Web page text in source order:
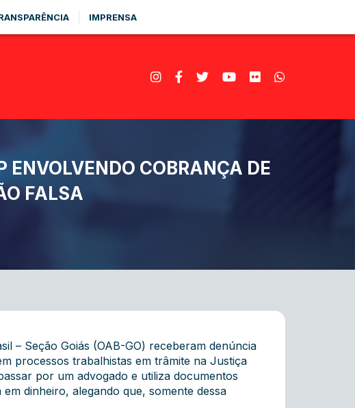
IMPRENSA
ENVOLVENDO COBRANÇA DE
FALSA
– Seção Goiás (OAB-GO) receberam denúncia
processos trabalhistas em trâmite na Justiça
por um advogado e utiliza documentos
dinheiro, alegando que, somente dessa